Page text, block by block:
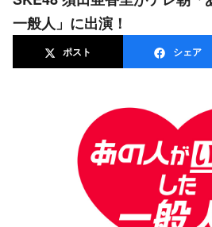
一般人」に出演！
ポスト シェア